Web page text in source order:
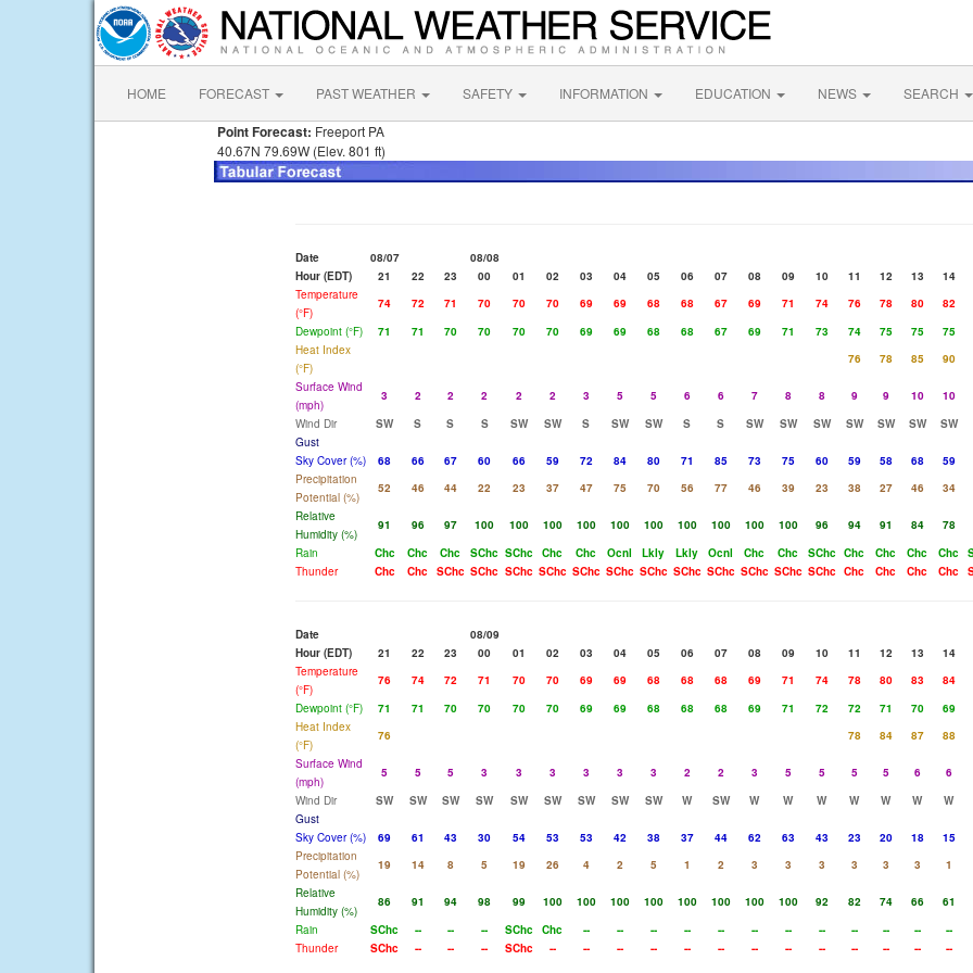
HOME FORECAST PAST WEATHER SAFETY INFORMATION EDUCATION NEWS SEARCH
Point Forecast: Freeport PA
40.67N 79.69W (Elev. 801 ft)
Date 08/07
08/08
Hour (EDT)
21 22 23 00 01 02 03 04 05 06 07 08 09 10 11 12 13
14
Temperature
(°F)
74 72 71 70 70 70 69 69 68 68 67 69 71 74 76 78 80
82
Dewpoint (°F)
71 71 70 70 70 70 69 69 68 68 67 69 71 73 74 75 75
75
Heat Index
(°F)
76 78 85
90
Surface Wind
(mph)
3 2 2 2 2 2 3 5 5 6 6 7 8 8 9 9 10
10
Wind Dir
SW S S S SW SW S SW SW S S SW SW SW SW SW SW SW
Gust
Sky Cover (%)
68 66 67 60 66 59 72 84 80 71 85 73 75 60 59 58 68
59
Precipitation
Potential (%)
52 46 44 22 23 37 47 75 70 56 77 46 39 23 38 27 46
34
Relative
Humidity (%)
91 96 97 100 100 100 100 100 100 100 100 100 100 96 94 91 84
78
Rain
Chc Chc Chc SChc SChc Chc Chc Ocnl Lkly Lkly Ocnl Chc Chc SChc Chc Chc Chc Chc
Thunder
Chc Chc SChc SChc SChc SChc SChc SChc SChc SChc SChc SChc SChc SChc Chc Chc Chc Chc
Date
08/09
Hour (EDT)
21 22 23 00 01 02 03 04 05 06 07 08 09 10 11 12 13
14
Temperature
(°F)
76 74 72 71 70 70 69 69 68 68 68 69 71 74 78 80 83
84
Dewpoint (°F)
71 71 70 70 70 70 69 69 68 68 68 69 71 72 72 71 70
69
Heat Index
(°F)
76 78 84 87
88
Surface Wind
(mph)
5 5 5 3 3 3 3 3 3 2 2 3 5 5 5 5 6
6
Wind Dir
SW SW SW SW SW SW SW SW SW W SW W W W W W W
W
Gust
Sky Cover (%)
69 61 43 30 54 53 53 42 38 37 44 62 63 43 23 20 18
15
Precipitation
Potential (%)
19 14 8 5 19 26 4 2 5 1 2 3 3 3 3 3 3
1
Relative
Humidity (%)
86 91 94 98 99 100 100 100 100 100 100 100 100 92 82 74 66
61
Rain
SChc -- -- -- SChc Chc -- -- -- -- -- -- -- -- -- -- --
--
Thunder
SChc -- -- -- SChc -- -- -- -- -- -- -- -- -- -- -- -- --